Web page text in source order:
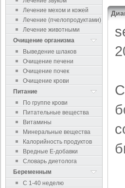
Лечение мехом и кожей
Лечение (пчелопродуктами)
Лечение животными
Очищение организма
Выведение шлаков
Очищение печени
Очищение почек
Очищение крови
Питание
По группе крови
Питательные вещества
Витамины
Минеральные вещества
Калорийность продуктов
Вредные Е-добавки
Словарь диетолога
Беременным
С 1-40 неделю